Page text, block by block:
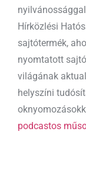
Hírközlési
sajtótermék,
nyomtatott
világának
helyszíni
podcastos